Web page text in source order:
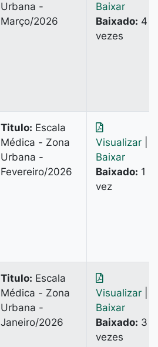
Urbana -
Março/2026
Baixar
Baixado: 4
vezes
Titulo: Escala
Médica - Zona
Urbana -
Fevereiro/2026
Visualizar
Baixar
Baixado: 1
vez
Titulo: Escala
Médica - Zona
Urbana -
Janeiro/2026
Visualizar
Baixar
Baixado: 3
vezes